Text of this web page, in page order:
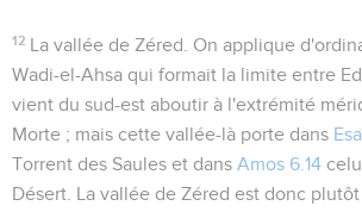
12 La vallée de Zéred . On applique
Wadi-el-Ahsa qui formait la limite entre
vient du sud-est aboutir à l'extrémité
Morte ; mais cette vallée-là porte dans
Torrent des Saules et dans Amos 6.14
Désert. La vallée de Zéred est donc